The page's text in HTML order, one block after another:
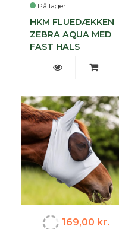
På lager
HKM FLUEDÆKKEN
ZEBRA AQUA MED
FAST HALS
169,00 kr.